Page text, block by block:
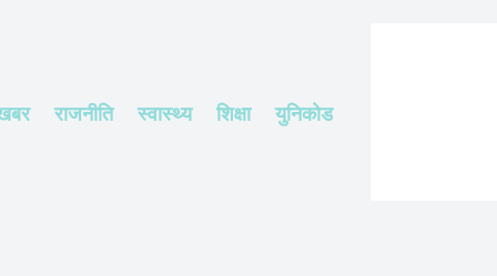
राजनीति स्वास्थ्य शिक्षा युनिकोड